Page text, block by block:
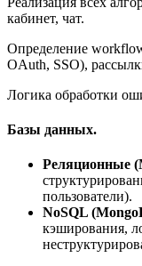
кабинет, чат.
Определение
OAuth, SSO),
Логика обработки
Базы данных.
Реляционные
пользователи).
NoSQL
кэширования,